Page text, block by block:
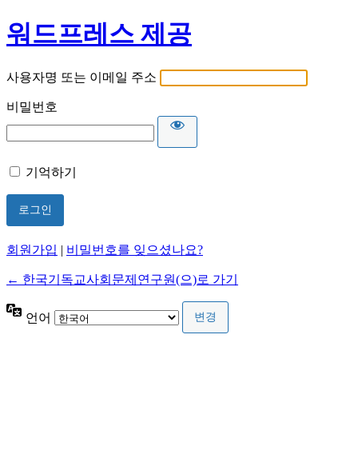
워드프레스 제공
사용자명 또는 이메일 주소
비밀번호
기억하기
회원가입 | 비밀번호를 잊으셨나요?
← 한국기독교사회문제연구원(으)로 가기
언어